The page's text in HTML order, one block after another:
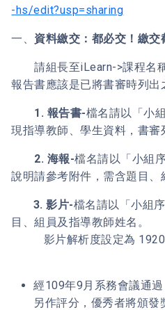
-hs/edit?usp=sharing
一、 資料繳交：都必交！繳交
請組長至iLearn->課程名稱
報告書應該是已將書審時列出
1. 報告書-檔名請以「小
現指導教師、學生資料，書
2. 海報-檔名請以「小組
說明請參考附件，需含題目、
3.影片-檔名請以「小組
目、組員及指導教師姓名。
影片解析度設定為 1920
經109年9月系務會議通
另作評分，優秀者將頒發